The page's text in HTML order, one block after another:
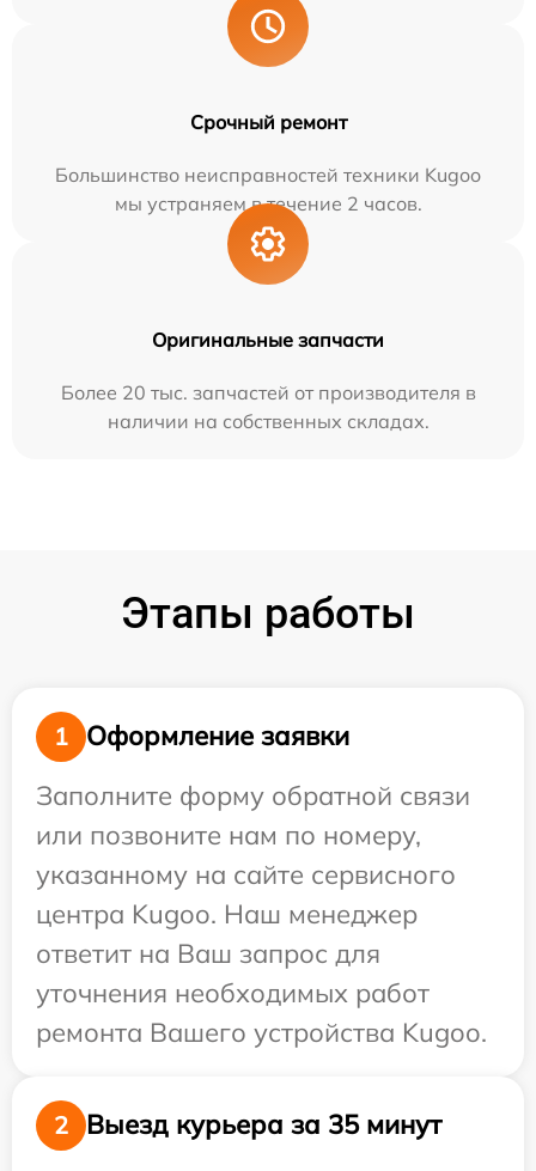
Срочный ремонт
Большинство неисправностей техники Kugoo
мы устраняем в течение 2 часов.
Оригинальные запчасти
Более 20 тыс. запчастей от производителя в
наличии на собственных складах.
Этапы работы
1
Оформление заявки
Заполните форму обратной связи
или позвоните нам по номеру,
указанному на сайте сервисного
центра Kugoo. Наш менеджер
ответит на Ваш запрос для
уточнения необходимых работ
ремонта Вашего устройства Kugoo.
2
Выезд курьера за 35 минут